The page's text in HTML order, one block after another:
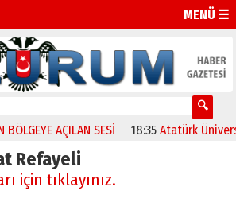
MENÜ ☰
AÇILAN SESİ 18:35 Atatürk
Refayeli
için tıklayınız.